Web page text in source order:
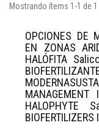
Mostrando ítems 1-1 de 1
OPCIONES DE
EN ZONAS
HALÓFITA
HALOPHYTE
BIOFERTILIZERS